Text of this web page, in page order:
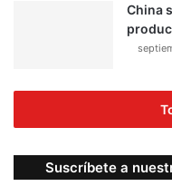
China
Suscríbete a